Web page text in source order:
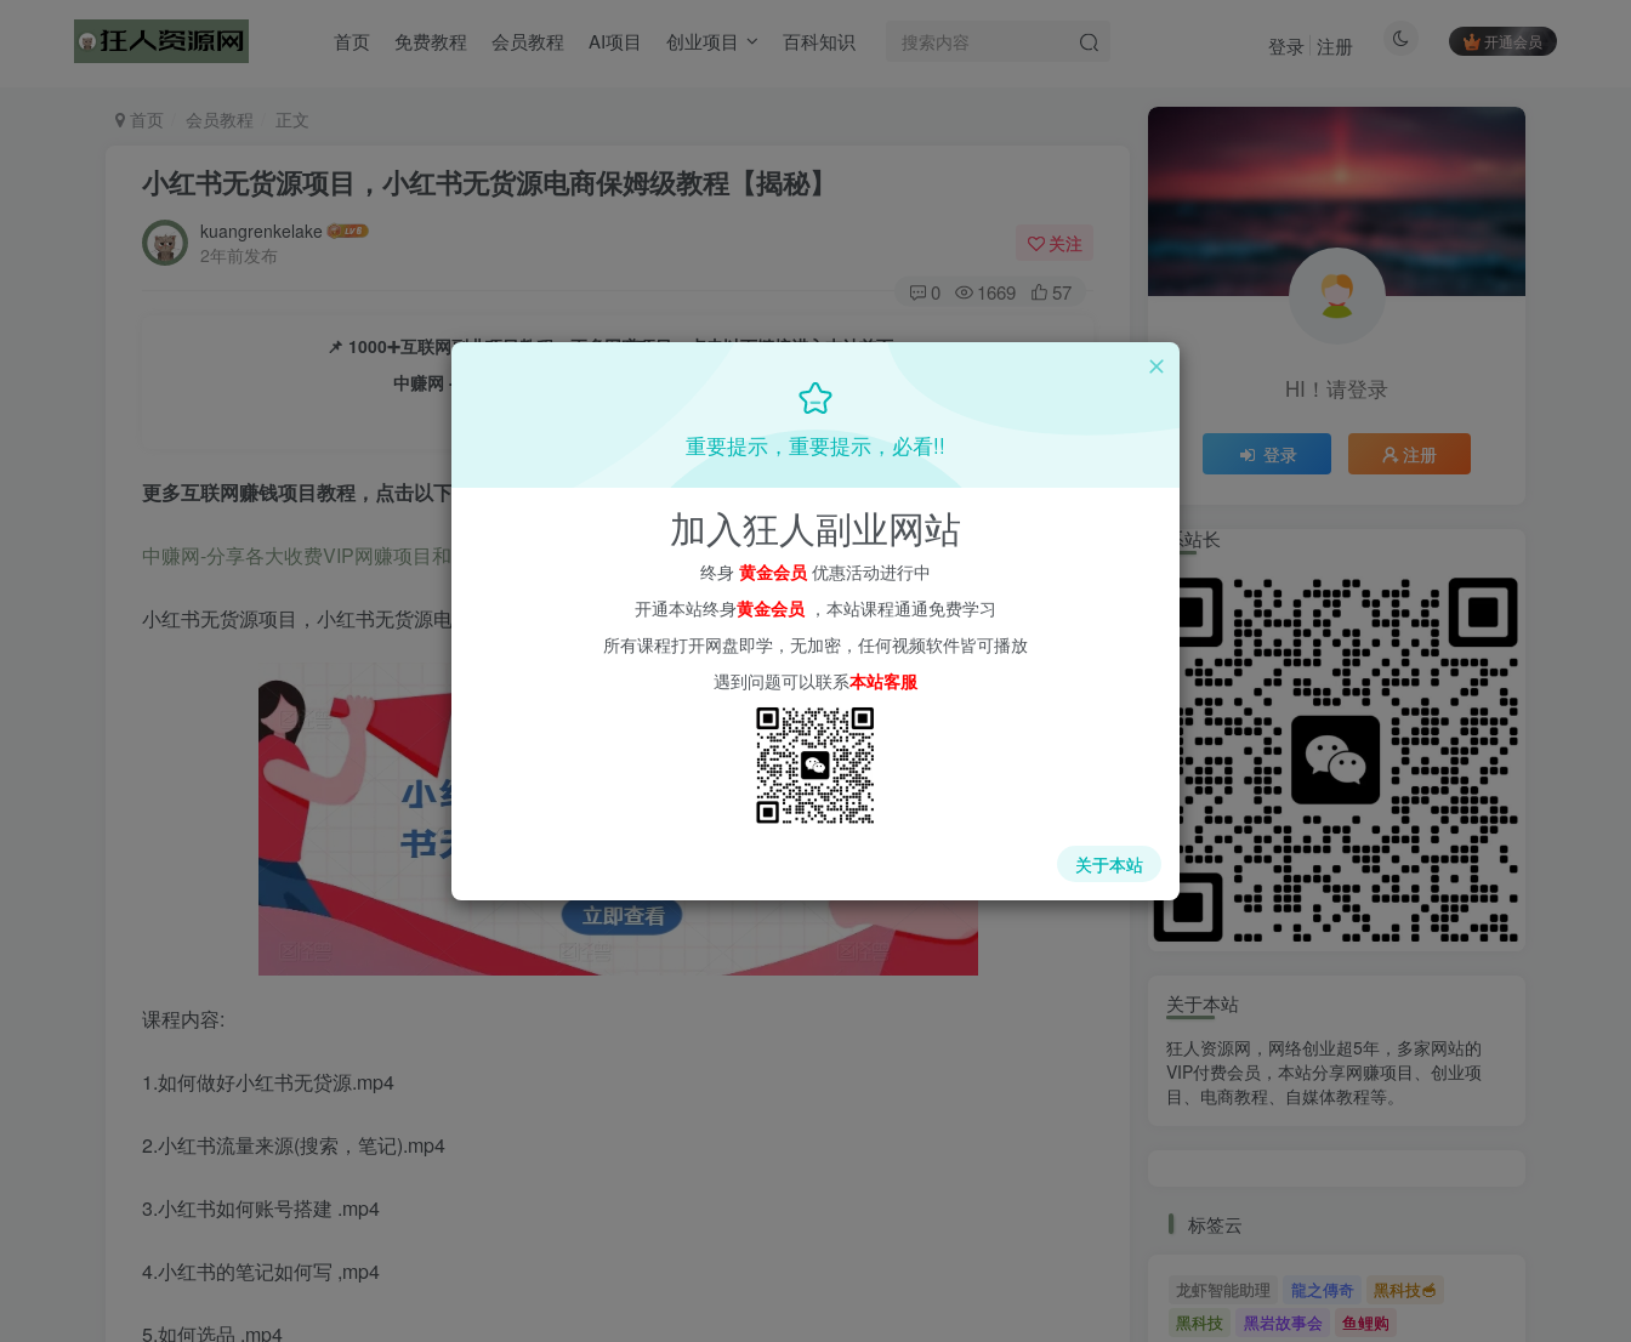
首页 免费教程 会员教程 AI项目 创业项目 百科知识 开通会员
登录 注册
首页 会员教程 正文
小红书无货源项目，小红书无货源电商保姆级教程【揭秘】
kuangrenkelake
2年前发布
关注
0 1669 57
📌 1000➕互联网副业项目教程，更多网赚项目，点击以下链接进入本站首页：
中赚网 - 分享各大收费VIP网赚项目和创业教程 - 狂人资源网
更多互联网赚钱项目教程，点击以下链接进入本站首页：
中赚网-分享各大收费VIP网赚项目和创业教程-狂人资源网 (kr-ai-tool.com)
小红书无货源项目， 小红书无货源电商保姆级教程【揭秘】
课程内容:
1.如何做好小红书无贷源.mp4
2.小红书流量来源(搜索，笔记).mp4
3.小红书如何账号搭建 .mp4
4.小红书的笔记如何写 ,mp4
5.如何选品 .mp4
HI！请登录
登录 注册
HI！请登录
登录 注册
联系站长
关于本站
狂人资源网，网络创业超5年，多家网站的
VIP付费会员，本站分享网赚项目、创业项
目、电商教程、自媒体教程等。
标签云
龙虾智能助理 龍之傳奇
黑科技🥣
黑科技
黑岩故事会
鱼鲤购
重要提示，重要提示，必看!!
加入狂人副业网站
终身 黄金会员 优惠活动进行中
开通本站终身黄金会员 ，本站课程通通免费学习
所有课程打开网盘即学，无加密，任何视频软件皆可播放
遇到问题可以联系本站客服
关于本站